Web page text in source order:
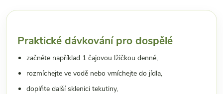
Praktické dávkování pro dospělé
začněte například 1 čajovou lžičkou denně,
rozmíchejte ve vodě nebo vmíchejte do jídla,
doplňte další sklenici tekutiny,